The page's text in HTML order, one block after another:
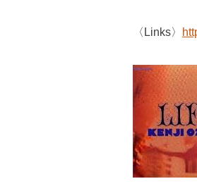
〈Links〉